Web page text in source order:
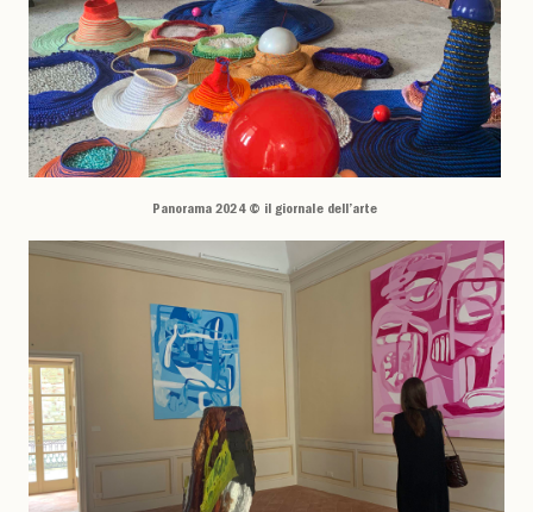
Panorama 2024 © il giornale dell’arte